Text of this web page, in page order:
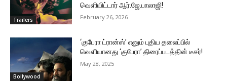
Trailers
வெளியிட்டார் ஆர்.ஜே.பாலாஜி!
February 26, 2026
Bollywood
‘குபேரா ட்ரான்ஸ்’ எனும் புதிய தலைப்பில்
வெளியானது ‘குபேரா’ திரைப்படத்தின் டீசர்!
May 28, 2025